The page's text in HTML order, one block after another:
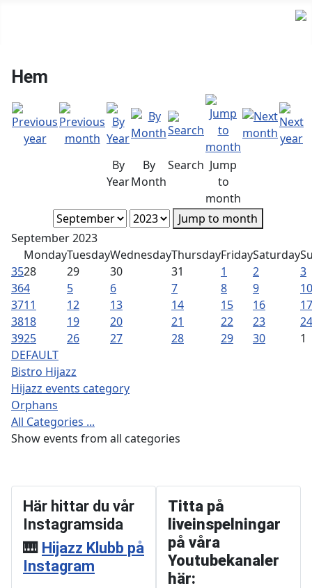
Hem
By
Year
By
Month
Search Jump
to
month
Jump to month
September 2023
MondayTuesdayWednesdayThursdayFridaySaturday
3528 29 30 31 1 2
3
364 5 6 7 8 9
10
3711 12 13 14 15 16
17
3818 19 20 21 22 23
24
3925 26 27 28 29 30
1
DEFAULT
Bistro Hijazz
Hijazz events category
Orphans
All Categories ...
Show events from all categories
Här hittar du vår
Instagramsida
🎹 Hijazz Klubb på
Instagram
Titta på
liveinspelningar
på våra
Youtubekanaler
här: